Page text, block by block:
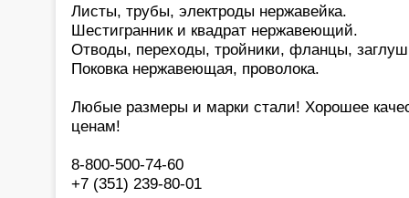
Листы, трубы, электроды нержавейка.
Шестигранник и квадрат нержавеющий.
Отводы, переходы, тройники, фланцы,
Поковка нержавеющая, проволока.
Любые размеры и марки стали! Хорошее
ценам!
8-800-500-74-60
+7 (351) 239-80-01